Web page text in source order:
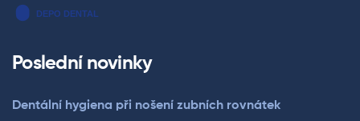
Poslední novinky
Dentální hygiena při nošení zubních rovnátek